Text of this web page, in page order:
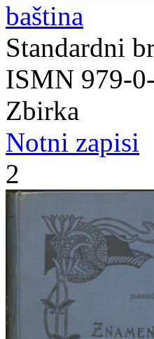
baština
Standardni
ISMN 979-
Zbirka
Notni zapisi
2